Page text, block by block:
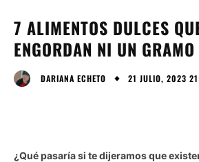
7 ALIMENTOS DULCES
ENGORDAN NI UN GRAMO
DARIANA ECHETO 21 JULIO, 2023
¿Qué pasaría si te dijeramos que